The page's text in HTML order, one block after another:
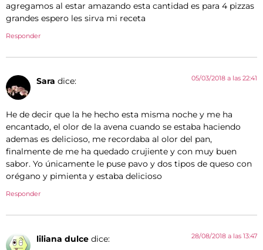
agregamos al estar amazando esta cantidad es para 4 pizzas
grandes espero les sirva mi receta
Responder
Sara dice: 05/03/2018 a las 22:41
He de decir que la he hecho esta misma noche y me ha
encantado, el olor de la avena cuando se estaba haciendo
ademas es delicioso, me recordaba al olor del pan,
finalmente de me ha quedado crujiente y con muy buen
sabor. Yo únicamente le puse pavo y dos tipos de queso con
orégano y pimienta y estaba delicioso
Responder
liliana dulce dice: 28/08/2018 a las 13:47